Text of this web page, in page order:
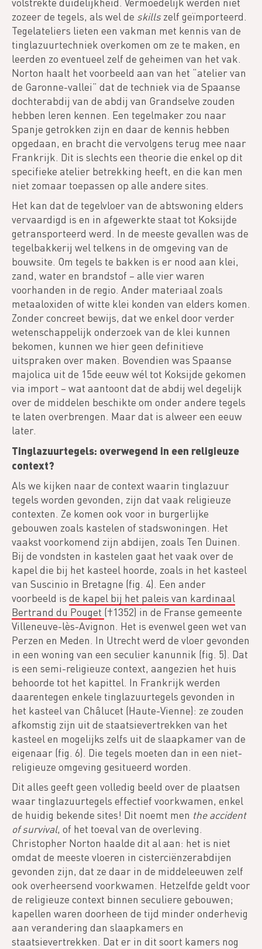
volstrekte duidelijkheid. Vermoedelijk werden niet
zozeer de tegels, als wel de skills zelf geïmporteerd.
Tegelateliers lieten een vakman met kennis van de
tinglazuurtechniek overkomen om ze te maken, en
leerden zo eventueel zelf de geheimen van het vak.
Norton haalt het voorbeeld aan van het “atelier van
de Garonne-vallei” dat de techniek via de Spaanse
dochterabdij van de abdij van Grandselve zouden
hebben leren kennen. Een tegelmaker zou naar
Spanje getrokken zijn en daar de kennis hebben
opgedaan, en bracht die vervolgens terug mee naar
Frankrijk. Dit is slechts een theorie die enkel op dit
specifieke atelier betrekking heeft, en die kan men
niet zomaar toepassen op alle andere sites.
Het kan dat de tegelvloer van de abtswoning elders
vervaardigd is en in afgewerkte staat tot Koksijde
getransporteerd werd. In de meeste gevallen was de
tegelbakkerij wel telkens in de omgeving van de
bouwsite. Om tegels te bakken is er nood aan klei,
zand, water en brandstof – alle vier waren
voorhanden in de regio. Ander materiaal zoals
metaaloxiden of witte klei konden van elders komen.
Zonder concreet bewijs, dat we enkel door verder
wetenschappelijk onderzoek van de klei kunnen
bekomen, kunnen we hier geen definitieve
uitspraken over maken. Bovendien was Spaanse
majolica uit de 15de eeuw wél tot Koksijde gekomen
via import – wat aantoont dat de abdij wel degelijk
over de middelen beschikte om onder andere tegels
te laten overbrengen. Maar dat is alweer een eeuw
later.
Tinglazuurtegels: overwegend in een religieuze
context?
Als we kijken naar de context waarin tinglazuur
tegels worden gevonden, zijn dat vaak religieuze
contexten. Ze komen ook voor in burgerlijke
gebouwen zoals kastelen of stadswoningen. Het
vaakst voorkomend zijn abdijen, zoals Ten Duinen.
Bij de vondsten in kastelen gaat het vaak over de
kapel die bij het kasteel hoorde, zoals in het kasteel
van Suscinio in Bretagne (fig. 4). Een ander
voorbeeld is de kapel bij het paleis van kardinaal
Bertrand du Pouget (†1352) in de Franse gemeente
Villeneuve-lès-Avignon. Het is evenwel geen wet van
Perzen en Meden. In Utrecht werd de vloer gevonden
in een woning van een seculier kanunnik (fig. 5). Dat
is een semi-religieuze context, aangezien het huis
behoorde tot het kapittel. In Frankrijk werden
daarentegen enkele tinglazuurtegels gevonden in
het kasteel van Châlucet (Haute-Vienne): ze zouden
afkomstig zijn uit de staatsievertrekken van het
kasteel en mogelijks zelfs uit de slaapkamer van de
eigenaar (fig. 6). Die tegels moeten dan in een niet-
religieuze omgeving gesitueerd worden.
Dit alles geeft geen volledig beeld over de plaatsen
waar tinglazuurtegels effectief voorkwamen, enkel
de huidig bekende sites! Dit noemt men the accident
of survival, of het toeval van de overleving.
Christopher Norton haalde dit al aan: het is niet
omdat de meeste vloeren in cisterciënzerabdijen
gevonden zijn, dat ze daar in de middeleeuwen zelf
ook overheersend voorkwamen. Hetzelfde geldt voor
de religieuze context binnen seculiere gebouwen;
kapellen waren doorheen de tijd minder onderhevig
aan verandering dan slaapkamers en
staatsievertrekken. Dat er in dit soort kamers nog